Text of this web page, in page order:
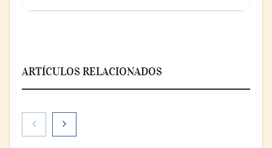
ARTÍCULOS RELACIONADOS